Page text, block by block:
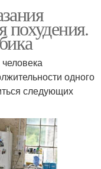
похудения.
одного
следующих